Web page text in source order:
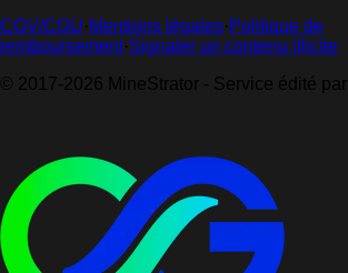
CGV/CGU· Mentions légales· Politique de
remboursement·Signaler un contenu illicite
© 2017-2026 MineStrator - Service édité par